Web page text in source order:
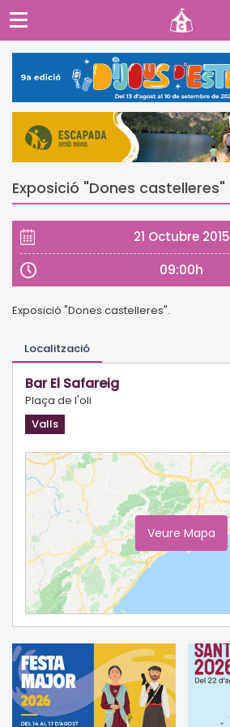
Exposició "Dones castelleres"
21 Octubre 2015
09:00h
Exposició "Dones castelleres".
Localització
Bar El Safareig
Plaça de l'oli
Valls
Veure Mapa